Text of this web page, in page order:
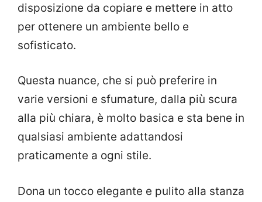
disposizione da copiare e mettere in atto
per ottenere un ambiente bello e
sofisticato.
Questa nuance, che si può preferire in
varie versioni e sfumature, dalla più scura
alla più chiara, è molto basica e sta bene in
qualsiasi ambiente adattandosi
praticamente a ogni stile.
Dona un tocco elegante e pulito alla stanza